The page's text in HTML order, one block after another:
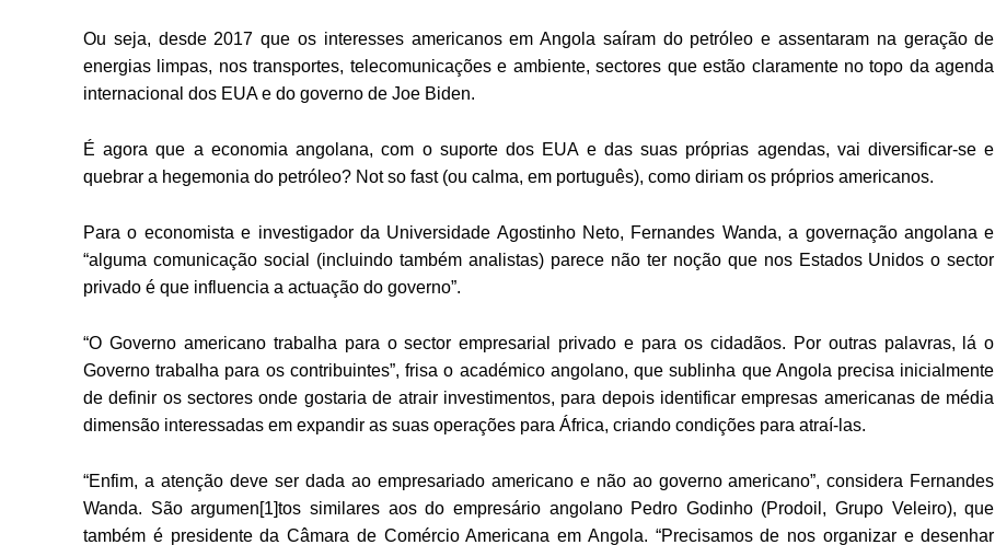
Ou seja, desde 2017 que os interesses americanos em Angola saíram do petróleo e assentaram na geração de
energias limpas, nos transportes, telecomunicações e ambiente, sectores que estão claramente no topo da agenda
internacional dos EUA e do governo de Joe Biden.
É agora que a economia angolana, com o suporte dos EUA e das suas próprias agendas, vai diversificar-se e
quebrar a hegemonia do petróleo? Not so fast (ou calma, em português), como diriam os próprios americanos.
Para o economista e investigador da Universidade Agostinho Neto, Fernandes Wanda, a governação angolana e
“alguma comunicação social (incluindo também analistas) parece não ter noção que nos Estados Unidos o sector
privado é que influencia a actuação do governo”.
“O Governo americano trabalha para o sector empresarial privado e para os cidadãos. Por outras palavras, lá o
Governo trabalha para os contribuintes”, frisa o académico angolano, que sublinha que Angola precisa inicialmente
de definir os sectores onde gostaria de atrair investimentos, para depois identificar empresas americanas de média
dimensão interessadas em expandir as suas operações para África, criando condições para atraí-las.
“Enfim, a atenção deve ser dada ao empresariado americano e não ao governo americano”, considera Fernandes
Wanda. São argumen[1]tos similares aos do empresário angolano Pedro Godinho (Prodoil, Grupo Veleiro), que
também é presidente da Câmara de Comércio Americana em Angola. “Precisamos de nos organizar e desenhar